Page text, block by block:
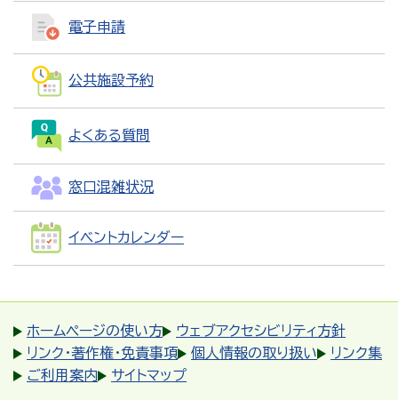
電子申請
公共施設予約
よくある質問
窓口混雑状況
イベントカレンダー
ホームページの使い方
ウェブアクセシビリティ方針
リンク・著作権・免責事項
個人情報の取り扱い
リンク集
ご利用案内
サイトマップ